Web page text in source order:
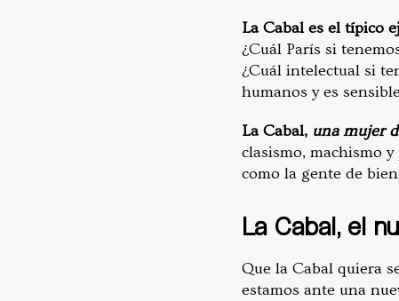
La Cabal es el típico
¿Cuál París si
¿Cuál intelectual si
humanos y es
La Cabal, una mujer
clasismo, machismo y
como la gente de bien.
La Cabal, el
Que la Cabal quiera
estamos ante una